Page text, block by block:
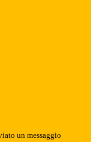
un messaggio